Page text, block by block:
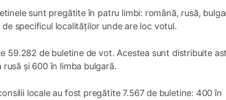
sunt pregătite în patru limbi: română, rusă,
specificul localităților unde are loc votul.
59.282 de buletine de vot. Acestea sunt distribuite
și 600 în limba bulgară.
locale au fost pregătite 7.567 de buletine: 400 în